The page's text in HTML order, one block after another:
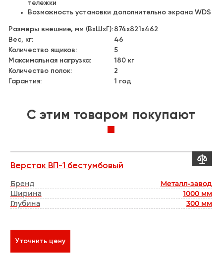
тележки
Возможность установки дополнительно экрана WDS
Размеры внешние, мм (ВхШхГ): 874x821x462
Вес, кг:
46
Количество ящиков:
5
Максимальная нагрузка:
180 кг
Количество полок:
2
Гарантия:
1 год
C этим товаром покупают
Верстак ВП-1 бестумбовый
Бренд
Металл-завод
Ширина
1000 мм
Глубина
300 мм
Уточнить цену
